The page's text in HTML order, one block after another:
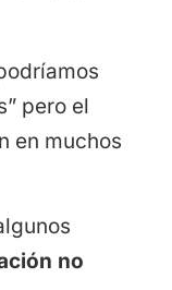
pero el
en muchos
no